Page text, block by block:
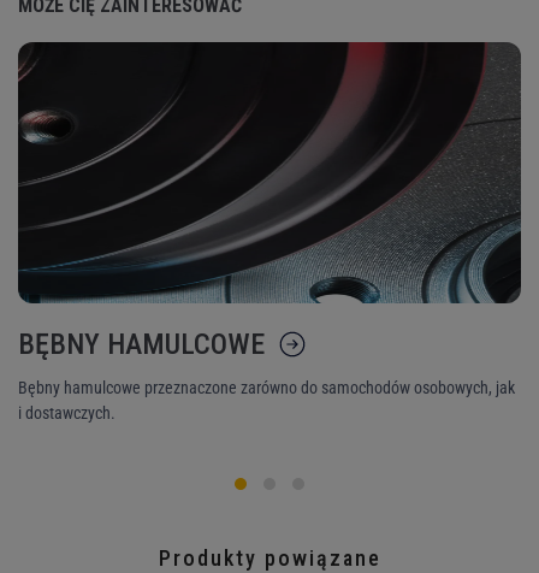
MOŻE CIĘ ZAINTERESOWAĆ
BĘBNY HAMULCOWE
Bębny hamulcowe przeznaczone zarówno do samochodów osobowych, jak
i dostawczych.
Produkty powiązane